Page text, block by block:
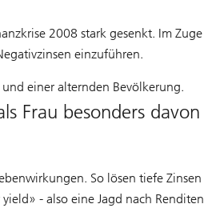
2008 stark gesenkt. Im Zuge
einzuführen.
einer alternden Bevölkerung.
Frau besonders davon
So lösen tiefe Zinsen
- also eine Jagd nach Renditen